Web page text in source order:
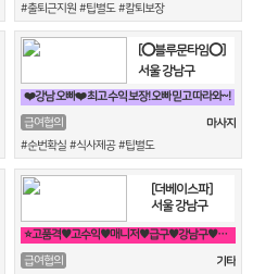
#출퇴근지원 #팁별도 #칼퇴보장
[⭕블루문타임⭕]
서울 강남구
❤️강남 오빠❤️ 최고 수익 보장! 오빠 믿고 따라와~!
급여협의
마사지
#순번확실 #식사제공 #팁별도
[더베이스파]
서울 강남구
⭐고품격♥고수익♥매니저♥급구♥강남구♥삼성동♥선릉⭐
급여협의
기타